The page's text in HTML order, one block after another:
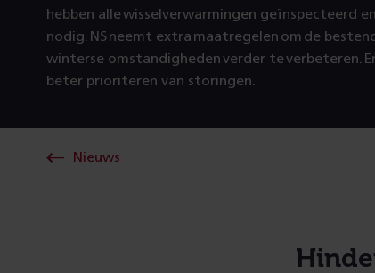
hebben alle wisselverwarmingen geïnspecteerd
nodig. NS neemt extra maatregelen om de
winterse omstandigheden verder te verbeteren.
beter prioriteren van storingen.
Nieuws